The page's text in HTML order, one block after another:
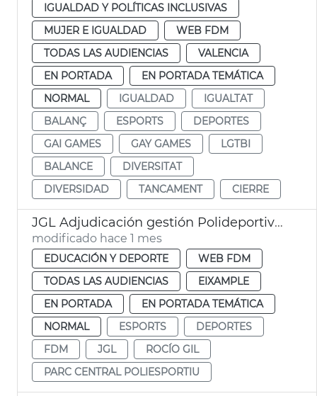
IGUALDAD Y POLÍTICAS INCLUSIVAS
MUJER E IGUALDAD
WEB FDM
TODAS LAS AUDIENCIAS
VALENCIA
EN PORTADA
EN PORTADA TEMÁTICA
NORMAL
IGUALDAD
IGUALTAT
BALANÇ
ESPORTS
DEPORTES
GAI GAMES
GAY GAMES
LGTBI
BALANCE
DIVERSITAT
DIVERSIDAD
TANCAMENT CIERRE
JGL Adjudicación gestión Polideportivo Parc Central
modificado hace 1 mes
EDUCACIÓN Y DEPORTE
WEB FDM
TODAS LAS AUDIENCIAS
EIXAMPLE
EN PORTADA
EN PORTADA TEMÁTICA
NORMAL
ESPORTS
DEPORTES
FDM
JGL
ROCÍO GIL
PARC CENTRAL POLIESPORTIU